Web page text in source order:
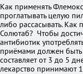
Как применять
проглатывать целую
либо рассасывать.
Солютаб? Чтобы
антибиотик
приёмами должен
составляет от 3 до 5
лекарство принимают